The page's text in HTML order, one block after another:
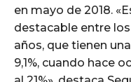
en mayo de 2018.
destacable entre
años, que tienen
9,1%, cuando hace